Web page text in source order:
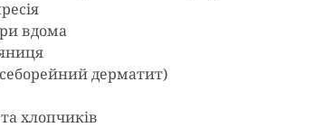
вдома
дерматит)
хлопчиків